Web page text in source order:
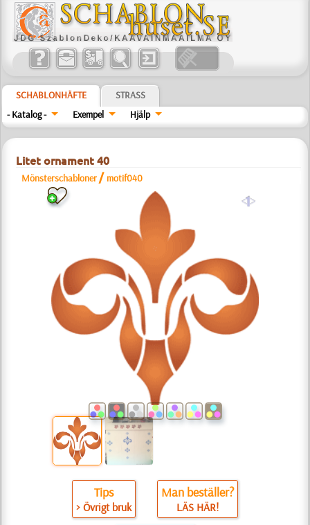
SCHABLONHÄFTE
STRASS
- Katalog -
Exempel Hjälp
Litet ornament 40
Mönsterschabloner / motif040
a
Tips
> Övrigt bruk
Man beställer?
LÄS HÄR!